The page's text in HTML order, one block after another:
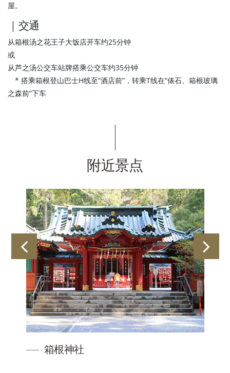
屋。
｜交通
从箱根汤之花王子大饭店开车约25分钟
或
从芦之汤公交车站牌搭乘公交车约35分钟
* 搭乘箱根登山巴士H线至“酒店前”，转乘T线在“俵石、箱根玻璃
之森前”下车
附近景点
箱根神社